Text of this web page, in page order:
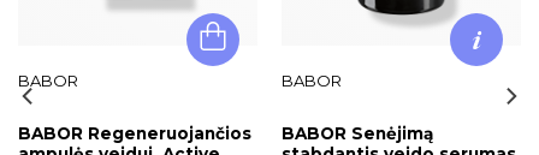
BABOR
BABOR Regeneruojančios
BABOR
BABOR Senėjimą